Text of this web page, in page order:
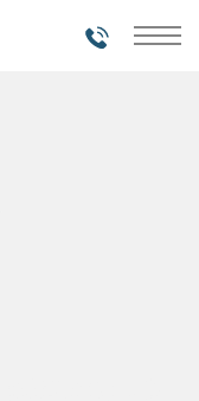
Telefones